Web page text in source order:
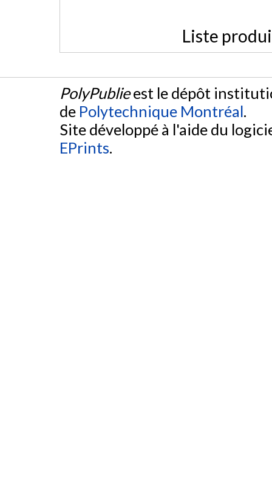
Liste
PolyPublieest le dépôt
de Polytechnique Montréal.
Site développé à l'aide du
EPrints.